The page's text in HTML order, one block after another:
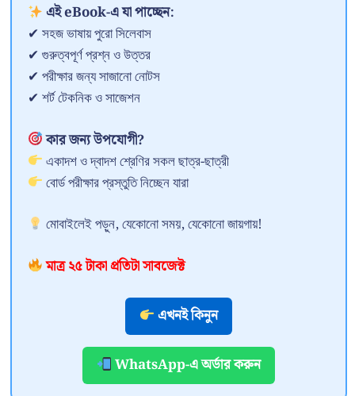
এই eBook-এ যা পাচ্ছেন:
✔ সহজ ভাষায় পুরো সিলেবাস
✔ গুরুত্বপূর্ণ প্রশ্ন ও উত্তর
✔ পরীক্ষার জন্য সাজানো নোটস
✔ শর্ট টেকনিক ও সাজেশন
কার জন্য উপযোগী?
একাদশ ও দ্বাদশ শ্রেণির সকল ছাত্র-ছাত্রী
বোর্ড পরীক্ষার প্রস্তুতি নিচ্ছেন যারা
মোবাইলেই পড়ুন, যেকোনো সময়, যেকোনো জায়গায়!
মাত্র ২৫ টাকা প্রতিটা সাবজেক্ট
এখনই কিনুন
WhatsApp-এ অর্ডার করুন